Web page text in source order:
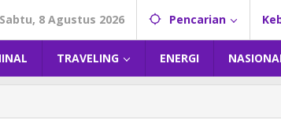
Sabtu, 8 Agustus 2026 Pencarian
TRAVELING ENERGI